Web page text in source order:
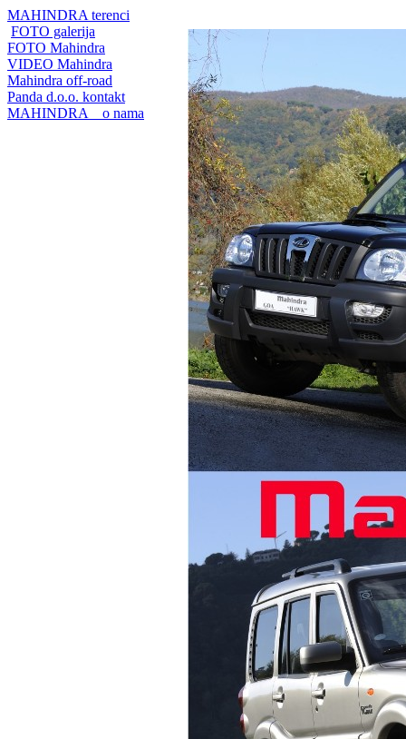
MAHINDRA terenci
FOTO galerija
FOTO Mahindra
VIDEO Mahindra
Mahindra off-road
Panda d.o.o. kontakt
MAHINDRA _ o nama